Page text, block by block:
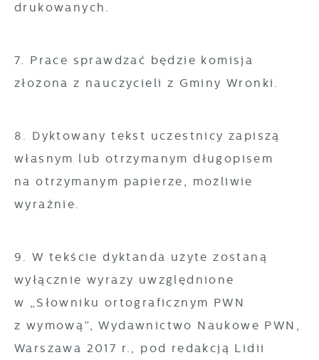
drukowanych.
7. Prace sprawdzać będzie komisja
złożona z nauczycieli z Gminy Wronki.
8. Dyktowany tekst uczestnicy zapiszą
własnym lub otrzymanym długopisem
na otrzymanym papierze, możliwie
wyraźnie.
9. W tekście dyktanda użyte zostaną
wyłącznie wyrazy uwzględnione
w „Słowniku ortograficznym PWN
z wymową”, Wydawnictwo Naukowe PWN,
Warszawa 2017 r., pod redakcją Lidii